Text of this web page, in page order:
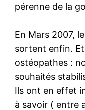
pérenne de la
En Mars 2007,
sortent enfin.
ostéopathes :
souhaités
Ils ont en effet
à savoir ( entre